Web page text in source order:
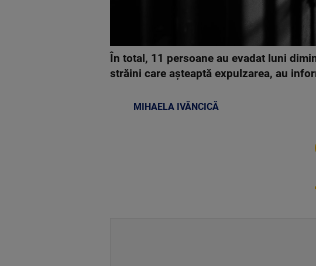
În total, 11 persoane au evadat luni
străini care aşteaptă expulzarea, au
MIHAELA IVĂNCICĂ